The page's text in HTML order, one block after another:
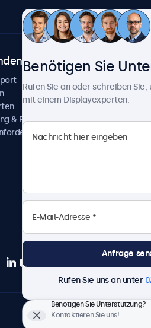
& Reparatur
Über
Neuigkeiten
Über uns
Karriere
Benötigen Sie
Rufen Sie an oder schreiben
mit einem Displayexperten.
Anfrage
Rufen Sie uns an unter
Benötigen Sie Unterstützung?
Kontaktieren Sie uns!